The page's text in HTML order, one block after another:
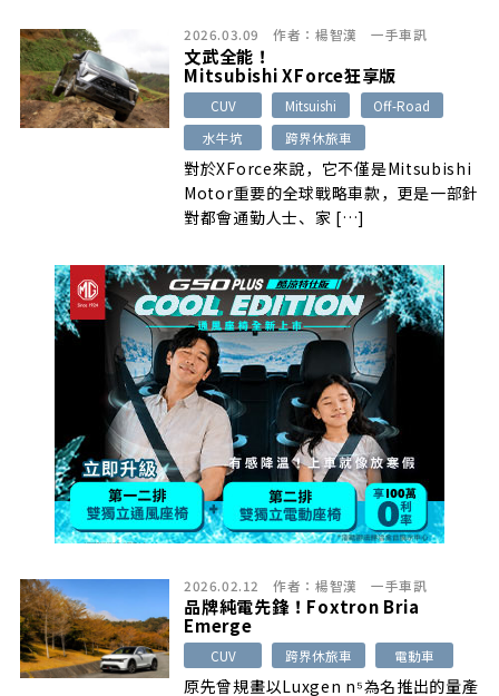
2026.03.09 作者： 楊智漢 一手車訊
文武全能！
Mitsubishi XForce狂享版
CUV Mitsuishi
Off-Road
水牛坑
跨界休旅車
對於XForce來說，它不僅是Mitsubishi
Motor重要的全球戰略車款，更是一部針
對都會通勤人士、家 […]
2026.02.12 作者： 楊智漢 一手車訊
品牌純電先鋒！Foxtron Bria
Emerge
CUV 跨界休旅車 電動車
原先曾規畫以Luxgen n⁵為名推出的量產